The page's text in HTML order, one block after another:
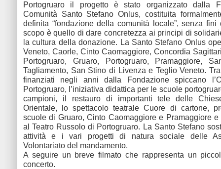
Portogruaro il progetto è stato organizzato dalla
Comunità Santo Stefano Onlus, costituita
definita “fondazione della comunità locale”, senza
scopo è quello di dare concretezza ai principi di
la cultura della donazione. La Santo Stefano Onlus
Veneto, Caorle, Cinto Caomaggiore, Concordia
Portogruaro, Gruaro, Portogruaro, Pramaggiore,
Tagliamento, San Stino di Livenza e Teglio Veneto.
finanziati negli anni dalla Fondazione spiccano
Portogruaro, l’iniziativa didattica per le scuole
campioni, il restauro di importanti tele delle
Orientale, lo spettacolo teatrale Cuore di cartone,
scuole di Gruaro, Cinto Caomaggiore e Pramaggiore e
al Teatro Russolo di Portogruaro. La Santo Stefano
attività e i vari progetti di natura sociale delle
Volontariato del mandamento.
A seguire un breve filmato che rappresenta un
concerto.